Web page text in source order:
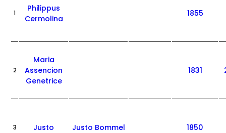
1
Philippus
Cermolina
1855
2
Maria
Assencion
Genetrice
1831
3 Justo Justo Bommel 1850